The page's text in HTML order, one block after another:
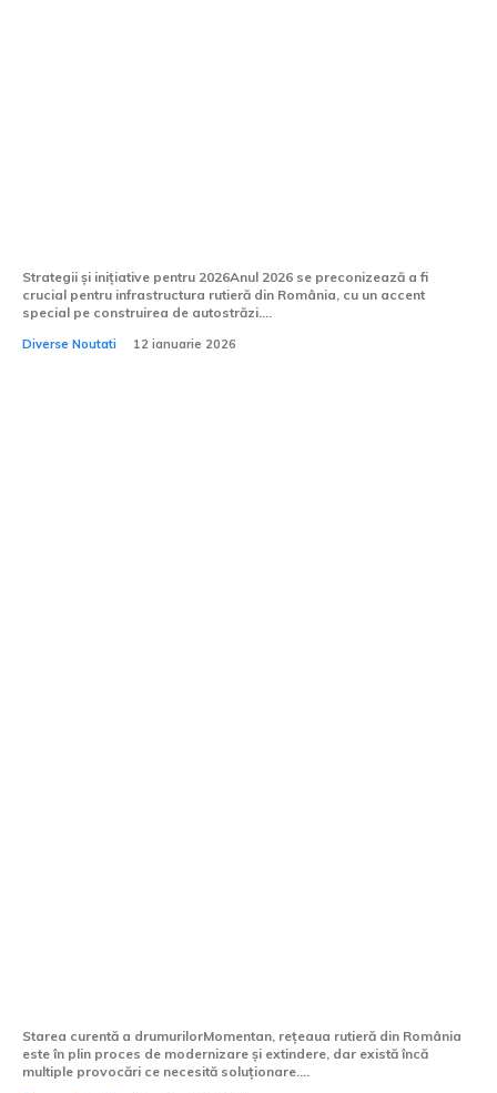
Strategii și inițiative pentru 2026Anul 2026 se preconizează a fi
crucial pentru infrastructura rutieră din România, cu un accent
special pe construirea de autostrăzi....
Diverse Noutati 12 ianuarie 2026
Starea curentă a drumurilorMomentan, rețeaua rutieră din România
este în plin proces de modernizare și extindere, dar există încă
multiple provocări ce necesită soluționare....